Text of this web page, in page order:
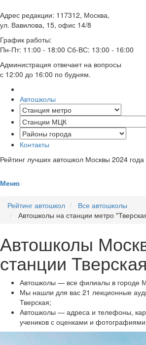
Адрес редакции: 117312, Москва,
ул. Вавилова, 15, офис 14/8
График работы:
Пн-Пт: 11:00 - 18:00 Сб-ВС: 13:00 - 16:00
Администрация отвечает на вопросы
с 12:00 до 16:00 по будням.
Автошколы
Контакты
Рейтинг лучших автошкол Москвы 2024 года
Меню
Рейтинг автошкол
Все автошколы
Автошколы на станции метро
Автошколы
станции Тверская
Автошколы — все филиалы в городе
Мы нашли для вас 21 лекционные
Тверская;
Автошколы — адреса и телефоны,
учеников с оценками и